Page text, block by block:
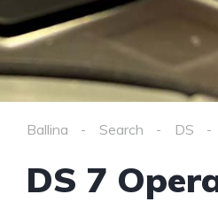
Ballina Search DS
DS 7